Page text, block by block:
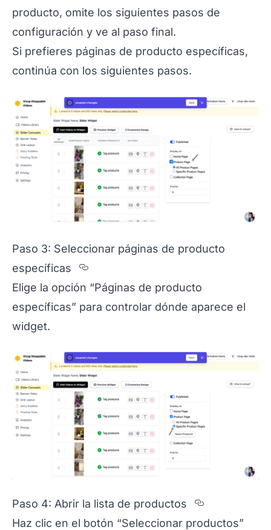
producto, omite los siguientes pasos de
configuración y ve al paso final.
Si prefieres páginas de producto específicas,
continúa con los siguientes pasos.
Paso 3: Seleccionar páginas de producto
específicas
Section titled
Elige la opción “Páginas de producto
específicas” para controlar dónde aparece el
widget.
Paso 4: Abrir la lista de productos
Section
Haz clic en el botón “Seleccionar productos”